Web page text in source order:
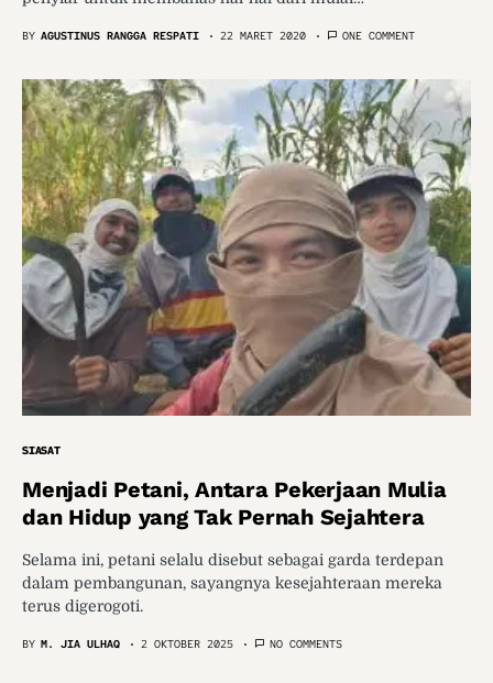
BY AGUSTINUS RANGGA RESPATI 22 MARET 2020 ONE COMMENT
SIASAT
Menjadi Petani, Antara Pekerjaan Mulia
dan Hidup yang Tak Pernah Sejahtera
Selama ini, petani selalu disebut sebagai garda terdepan
dalam pembangunan, sayangnya kesejahteraan mereka
terus digerogoti.
BY M. JIA ULHAQ 2 OKTOBER 2025 NO COMMENTS